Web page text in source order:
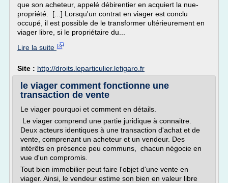
que son acheteur, appelé débirentier en acquiert la nue-
propriété. [...] Lorsqu'un contrat en viager est conclu
occupé, il est possible de le transformer ultérieurement en
viager libre, si le propriétaire du...
Lire la suite
Site : http://droits.leparticulier.lefigaro.fr
le viager comment fonctionne une
transaction de vente
Le viager pourquoi et comment en détails.
Le viager comprend une partie juridique à connaitre.
Deux acteurs identiques à une transaction d'achat et de
vente, comprenant un acheteur et un vendeur. Des
intérêts en présence peu communs, chacun négocie en
vue d'un compromis.
Tout bien immobilier peut faire l'objet d'une vente en
viager. Ainsi, le vendeur estime son bien en valeur libre